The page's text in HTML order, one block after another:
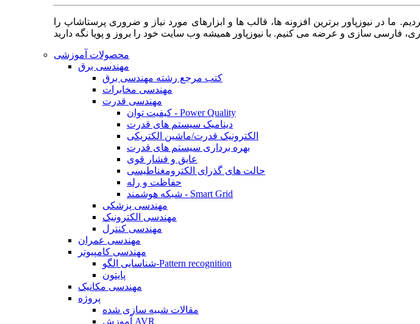
در نیوزپاور برترین افزونه ها، قالب ها و ابزارهای مورد نیاز و ضروری پرستاشاپ را
محصولات آموزشی
مهندسی برق
کتب مرجع رشته مهندسی برق
مهندسی مخابرات
مهندسی قدرت
کیفیت توان - Power Quality
دینامیک سیستم های قدرت
الکترونیک قدرت/ماشین الکتریکی
بهره برداری سیستم های قدرت
عایق و فشار قوی
حالت های گذرای الکترومغناطیسی
حفاظت و رله
شبکه هوشمند - Smart Grid
مهندسی پزشکی
مهندسی الکترونیک
مهندسی کنترل
مهندسی عمران
مهندسی کامپیوتر
شناسایی الگو-Pattern recognition
پایتون
مهندسی مکانیک
پروژه
مقالات شبیه سازی شده
آموزش AVR